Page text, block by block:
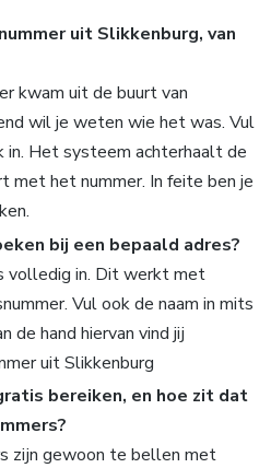
uit Slikkenburg, van
kwam uit de buurt van
wil je weten wie het was. Vul
in. Het systeem achterhaalt de
met het nummer. In feite ben je
bij een bepaald adres?
volledig in. Dit werkt met
Vul ook de naam in mits
de hand hiervan vind jij
uit Slikkenburg
bereiken, en hoe zit dat
zijn gewoon te bellen met